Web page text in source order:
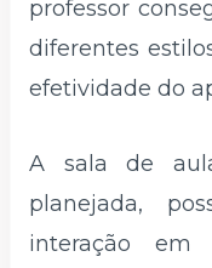
professor
diferentes
efetividade do
A sala de
planejada,
interação em